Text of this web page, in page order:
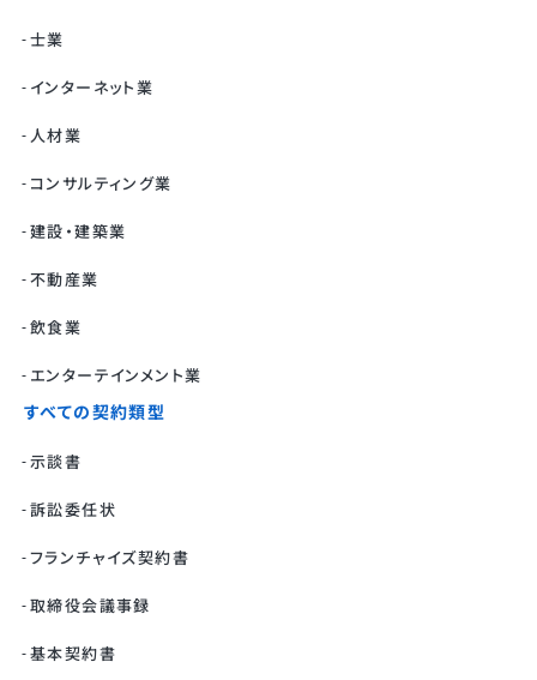
士業
インターネット業
人材業
コンサルティング業
建設・建築業
不動産業
飲食業
エンターテインメント業
すべての契約類型
示談書
訴訟委任状
フランチャイズ契約書
取締役会議事録
基本契約書